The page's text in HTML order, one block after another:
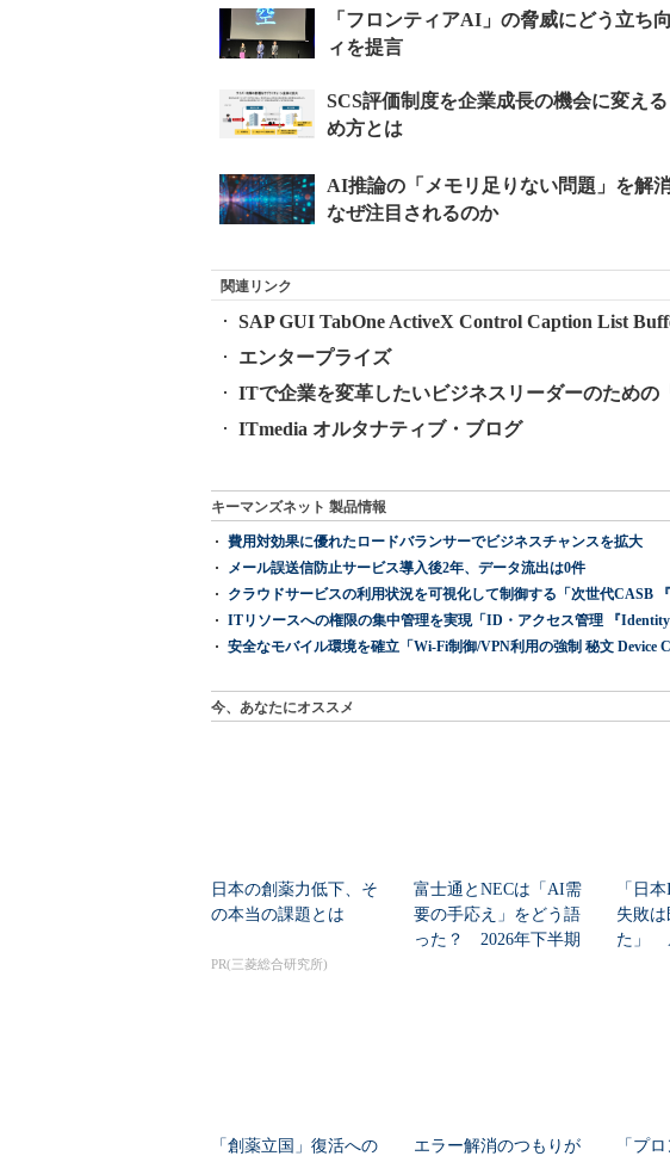
関連リンク
SAP GUI TabOne ActiveX Control Caption List
エンタープライズ
ITで企業を変革したいビジネスリーダーのための
ITmedia オルタナティブ・ブログ
キーマンズネット 製品情報
費用対効果に優れたロードバランサーでビジネスチャンスを拡大
メール誤送信防止サービス導入後2年、データ流出は0件
クラウドサービスの利用状況を可視化して制御する「次世代CASB 『
ITリソースへの権限の集中管理を実現「ID・アクセス管理 『Identity
安全なモバイル環境を確立「Wi-Fi制御/VPN利用の強制 秘文 Device
今、あなたにオススメ
日本の創薬力低下、そ
の本当の課題とは
PR(三菱総合研究所)
富士通とNECは「AI需
要の手応え」をどう語
った？ 2026年下半期
「日
失敗
た」
「創薬立国」復活への
エラー解消のつもりが
「プ